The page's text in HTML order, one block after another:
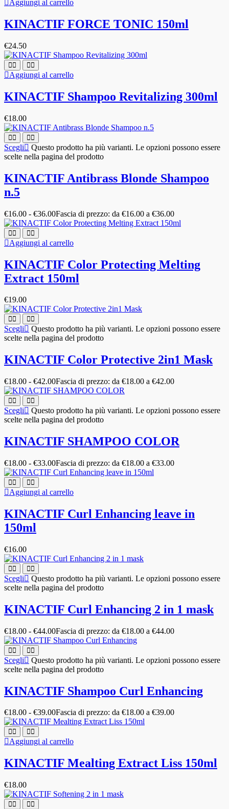
Aggiungi al carrello
KINACTIF FORCE TONIC 150ml
€24.50
Aggiungi al carrello
KINACTIF Shampoo Revitalizing 300ml
€18.00
Scegli
Questo prodotto ha più varianti. Le opzioni possono essere
scelte nella pagina del prodotto
KINACTIF Antibrass Blonde Shampoo
n.5
€16.00 - €36.00Fascia di prezzo: da €16.00 a €36.00
Aggiungi al carrello
KINACTIF Color Protecting Melting
Extract 150ml
€19.00
Scegli
Questo prodotto ha più varianti. Le opzioni possono essere
scelte nella pagina del prodotto
KINACTIF Color Protective 2in1 Mask
€18.00 - €42.00Fascia di prezzo: da €18.00 a €42.00
Scegli
Questo prodotto ha più varianti. Le opzioni possono essere
scelte nella pagina del prodotto
KINACTIF SHAMPOO COLOR
€18.00 - €33.00Fascia di prezzo: da €18.00 a €33.00
Aggiungi al carrello
KINACTIF Curl Enhancing leave in
150ml
€16.00
Scegli
Questo prodotto ha più varianti. Le opzioni possono essere
scelte nella pagina del prodotto
KINACTIF Curl Enhancing 2 in 1 mask
€18.00 - €44.00Fascia di prezzo: da €18.00 a €44.00
Scegli
Questo prodotto ha più varianti. Le opzioni possono essere
scelte nella pagina del prodotto
KINACTIF Shampoo Curl Enhancing
€18.00 - €39.00Fascia di prezzo: da €18.00 a €39.00
Aggiungi al carrello
KINACTIF Mealting Extract Liss 150ml
€18.00